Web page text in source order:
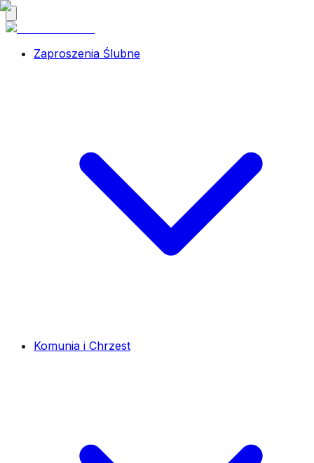
Zaproszenia Ślubne
Komunia i Chrzest